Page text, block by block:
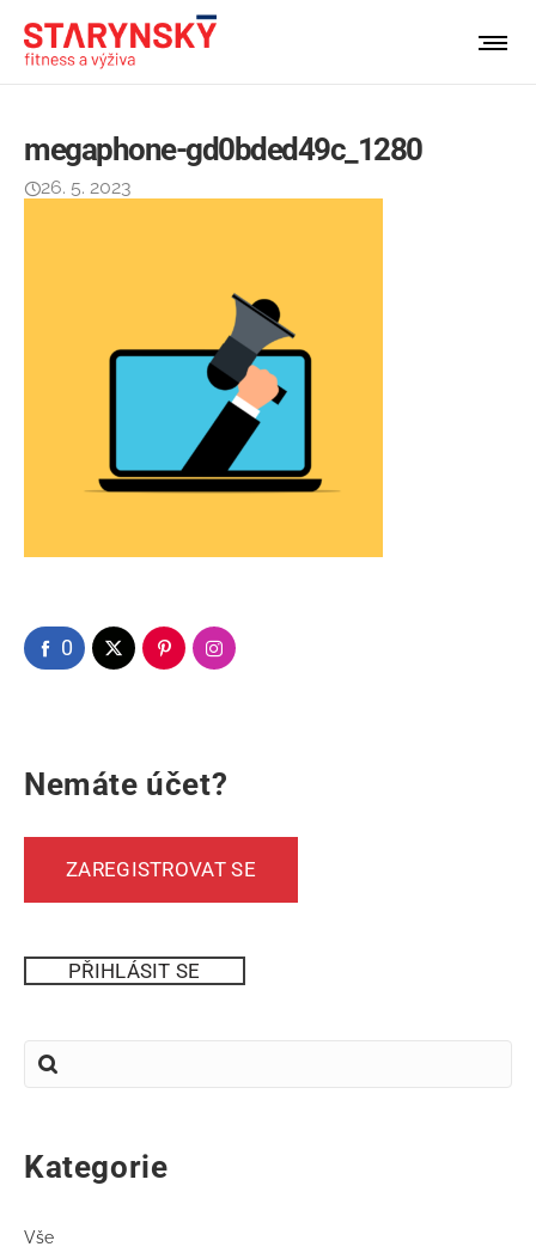
megaphone-gd0bded49c_1280
26. 5. 2023
0
Nemáte účet?
ZAREGISTROVAT SE
PŘIHLÁSIT SE
Kategorie
Vše